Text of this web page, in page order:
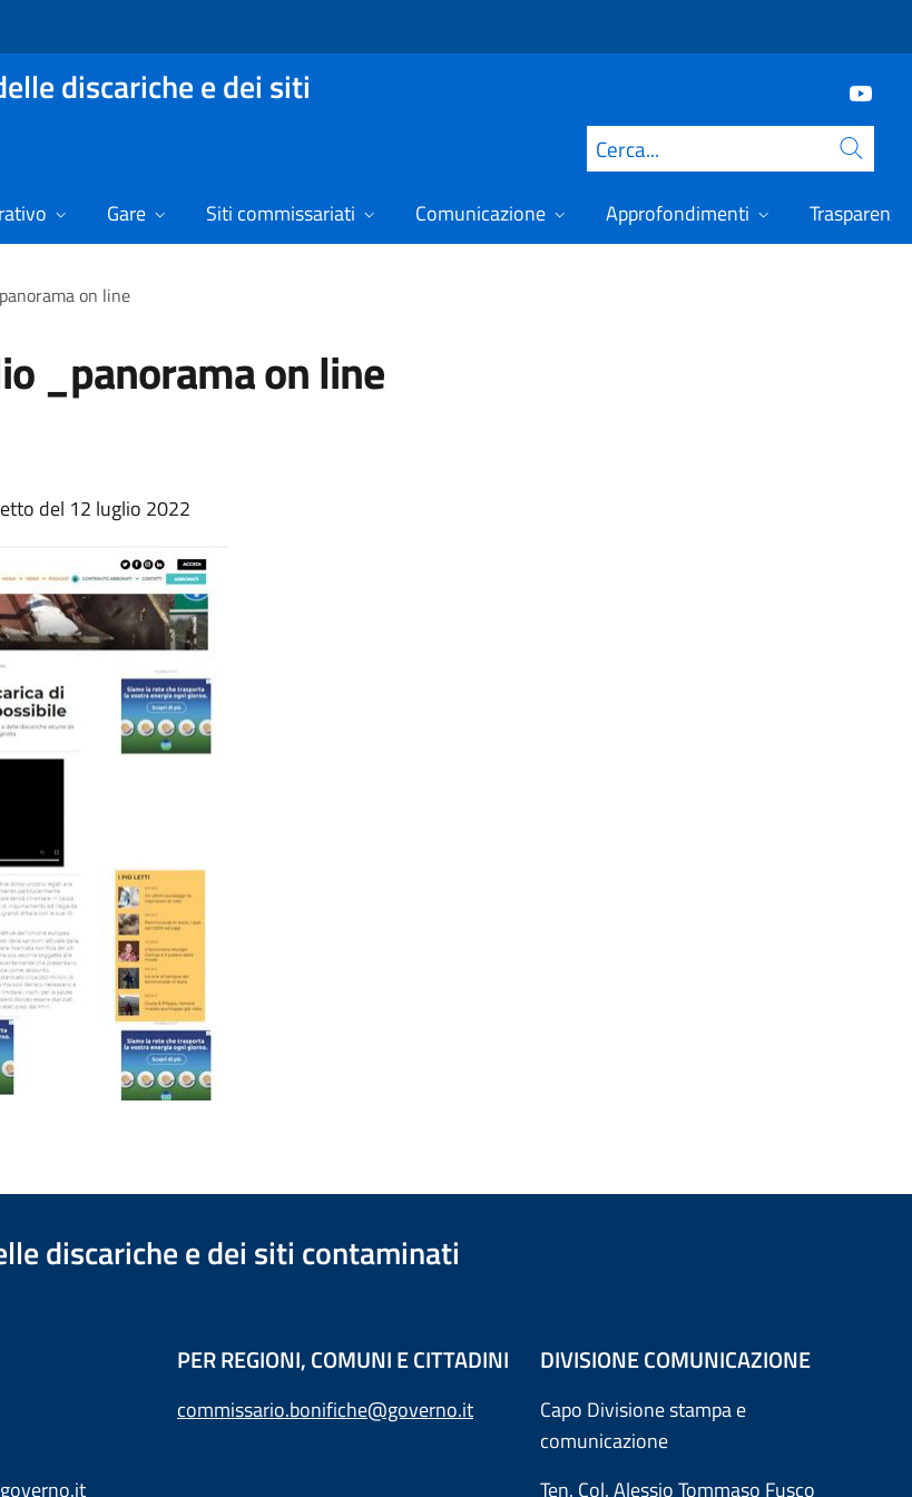
discariche e dei siti
Cerca
Gare Siti commissariati Comunicazione Approfondimenti Trasparenza
on line
_panorama on line
del 12 luglio 2022
discariche e dei siti contaminati
PER REGIONI, COMUNI E CITTADINI
commissario.bonifiche@governo.it
DIVISIONE COMUNICAZIONE
Capo Divisione stampa e
comunicazione
Ten. Col. Alessio Tommaso Fusco